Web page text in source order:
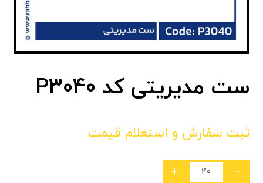
ست مدیریتی کد P3040
ثبت سفارش و استعلام قیمت
-
+